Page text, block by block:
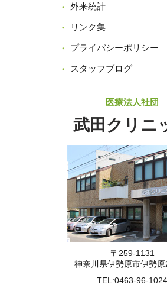
外来統計
リンク集
プライバシーポリシー
スタッフブログ
医療法人社団
武田クリニ
〒259-1131
神奈川県伊勢原市伊勢
TEL:0463-96-1024